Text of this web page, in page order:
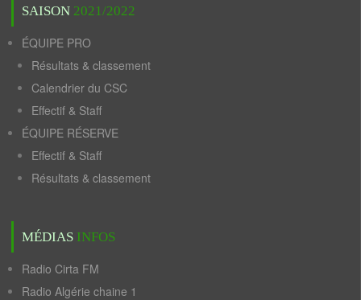
SAISON 2021/2022
ÉQUIPE PRO
Résultats & classement
Calendrier du CSC
Effectif & Staff
ÉQUIPE RÉSERVE
Effectif & Staff
Résultats & classement
MÉDIAS INFOS
Radio Cirta FM
Radio Algérie chaine 1